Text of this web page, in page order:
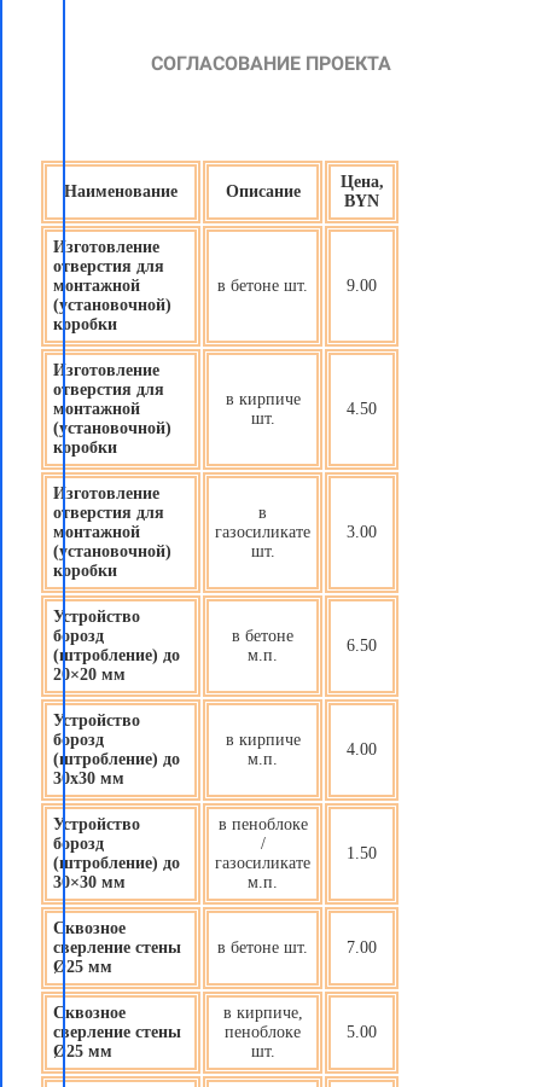
СОГЛАСОВАНИЕ ПРОЕКТА
Наименование Описание
Цена,
BYN
Изготовление
отверстия для
монтажной
(установочной)
коробки
в бетоне шт. 9.00
Изготовление
отверстия для
монтажной
(установочной)
коробки
в кирпиче
шт.
4.50
Изготовление
отверстия для
монтажной
(установочной)
коробки
в
газосиликате
шт.
3.00
Устройство
борозд
(штробление) до
20×20 мм
в бетоне
м.п.
6.50
Устройство
борозд
(штробление) до
30х30 мм
в кирпиче
м.п.
4.00
Устройство
борозд
(штробление) до
30×30 мм
в пеноблоке
/
газосиликате
м.п.
1.50
Сквозное
сверление стены
Ø25 мм
в бетоне шт. 7.00
Сквозное
сверление стены
Ø25 мм
в кирпиче,
пеноблоке
шт.
5.00